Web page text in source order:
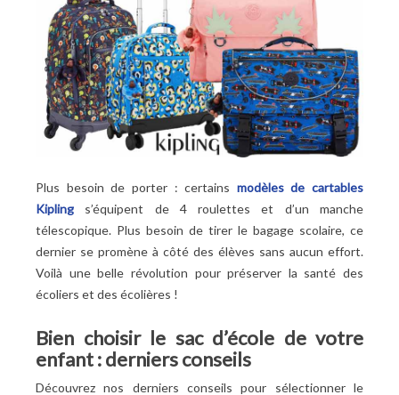
Plus besoin de porter : certains modèles de cartables
Kipling s’équipent de 4 roulettes et d’un manche
télescopique. Plus besoin de tirer le bagage scolaire, ce
dernier se promène à côté des élèves sans aucun effort.
Voilà une belle révolution pour préserver la santé des
écoliers et des écolières !
Bien choisir le sac d’école de votre
enfant : derniers conseils
Découvrez nos derniers conseils pour sélectionner le